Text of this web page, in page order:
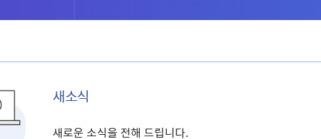
새소식
새로운 소식을 전해 드립니다.